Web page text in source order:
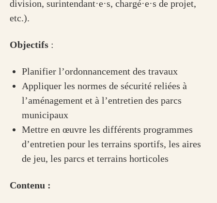
division, surintendant·e·s, chargé·e·s de projet,
etc.).
Objectifs :
Planifier l’ordonnancement des travaux
Appliquer les normes de sécurité reliées à
l’aménagement et à l’entretien des parcs
municipaux
Mettre en œuvre les différents programmes
d’entretien pour les terrains sportifs, les aires
de jeu, les parcs et terrains horticoles
Contenu :